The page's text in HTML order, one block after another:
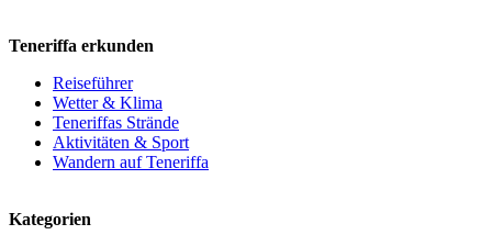
Teneriffa erkunden
Reiseführer
Wetter & Klima
Teneriffas Strände
Aktivitäten & Sport
Wandern auf Teneriffa
Kategorien